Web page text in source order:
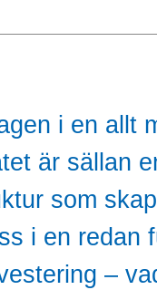
i en allt
är sällan
som
i en redan
–